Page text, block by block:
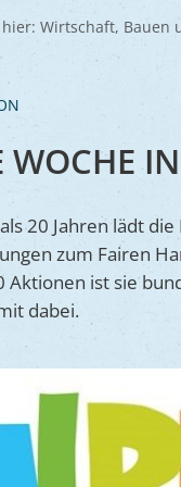
Ukraine
Wirtschaft, Bauen
WOCHE
20 Jahren lädt
zum Fairen
Aktionen ist sie
dabei.